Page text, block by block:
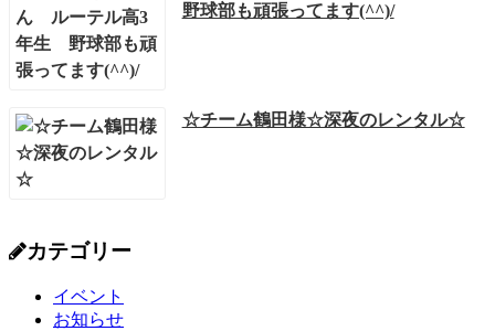
野球部も頑張ってます(^^)/
☆チーム鶴田様☆深夜のレンタル☆
カテゴリー
イベント
お知らせ